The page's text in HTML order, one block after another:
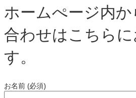
ホームぺージ内
合わせはこちら
す。
お名前 (必須)